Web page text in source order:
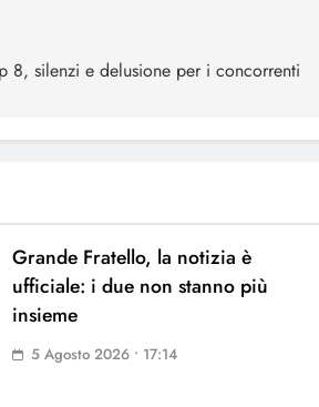
8, silenzi e delusione per i concorrenti
Grande Fratello, la notizia è
ufficiale: i due non stanno più
insieme
5 Agosto 2026 • 17:14